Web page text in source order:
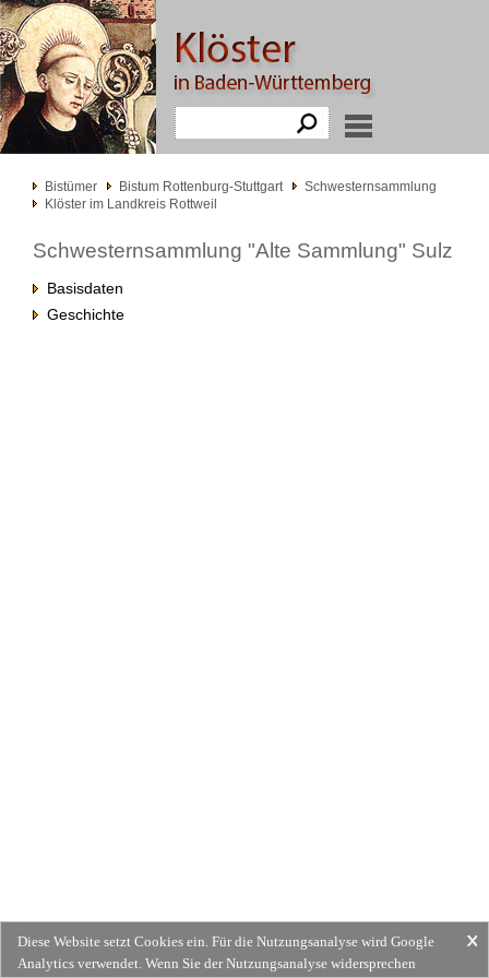
Bistümer Bistum Rottenburg-Stuttgart
Schwesternsammlung
Klöster im Landkreis Rottweil
Schwesternsammlung "Alte Sammlung" Sulz
Basisdaten
Geschichte
Diese Website setzt Cookies ein. Für die Nutzungsanalyse wird Google
Analytics verwendet. Wenn Sie der Nutzungsanalyse widersprechen